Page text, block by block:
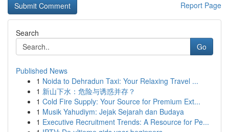
Report Page
Search
Go
Published News
1 Noida to Dehradun Taxi: Your Relaxing Travel ...
1 新山下水：危险与诱惑并存？
1 Cold Fire Supply: Your Source for Premium Ext...
1 Musik Yahudiym: Jejak Sejarah dan Budaya
1 Executive Recruitment Trends: A Resource for Pe...